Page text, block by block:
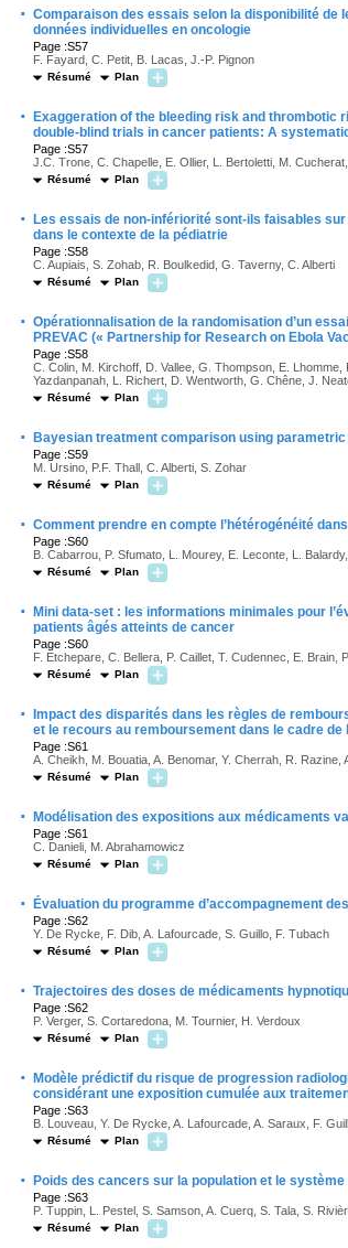
· Comparaison des essais selon la disponibilité de
données individuelles en oncologie
Page :S57
F. Fayard, C. Petit, B. Lacas, J.-P. Pignon
Résumé Plan
·
Exaggeration of the bleeding risk and thrombotic
double-blind trials in cancer patients: A
Page :S57
J.C. Trone, C. Chapelle, E. Ollier, L. Bertoletti, M.
Résumé Plan
·
Les essais de non-infériorité sont-ils faisables
dans le contexte de la pédiatrie
Page :S58
C. Aupiais, S. Zohab, R. Boulkedid, G. Taverny, C. Alberti
Résumé Plan
· Opérationnalisation de la randomisation d’un
PREVAC (« Partnership for Research on Ebola
Page :S58
C. Colin, M. Kirchoff, D. Vallee, G. Thompson, E.
Yazdanpanah, L. Richert, D. Wentworth, G. Chêne, J.
Résumé Plan
· Bayesian treatment comparison using
Page :S59
M. Ursino, P.F. Thall, C. Alberti, S. Zohar
Résumé Plan
· Comment prendre en compte l’hétérogénéité
Page :S60
B. Cabarrou, P. Sfumato, L. Mourey, E. Leconte, L.
Résumé Plan
·
Mini data-set : les informations minimales pour
patients âgés atteints de cancer
Page :S60
F. Etchepare, C. Bellera, P. Caillet, T. Cudennec, E. Brain,
Résumé Plan
·
Impact des disparités dans les règles de
et le recours au remboursement dans le cadre
Page :S61
A. Cheikh, M. Bouatia, A. Benomar, Y. Cherrah, R. Razine,
Résumé Plan
· Modélisation des expositions aux médicaments
Page :S61
C. Danieli, M. Abrahamowicz
Résumé Plan
· Évaluation du programme d’accompagnement
Page :S62
Y. De Rycke, F. Dib, A. Lafourcade, S. Guillo, F. Tubach
Résumé Plan
· Trajectoires des doses de médicaments
Page :S62
P. Verger, S. Cortaredona, M. Tournier, H. Verdoux
Résumé Plan
·
Modèle prédictif du risque de progression
considérant une exposition cumulée aux
Page :S63
B. Louveau, Y. De Rycke, A. Lafourcade, A. Saraux, F.
Résumé Plan
· Poids des cancers sur la population et le
Page :S63
P. Tuppin, L. Pestel, S. Samson, A. Cuerq, S. Tala, S.
Résumé Plan